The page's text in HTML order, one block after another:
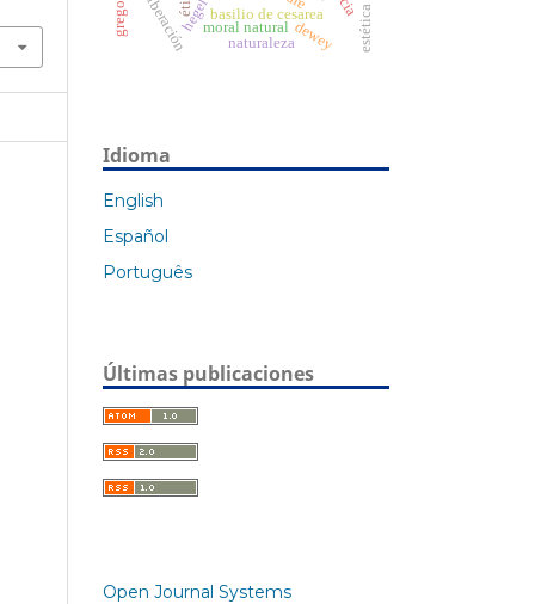
hegelbasilio de cesarea
liberación moral natural dewey estética
naturaleza
Idioma
English
Español
Português
Últimas publicaciones
Open Journal Systems